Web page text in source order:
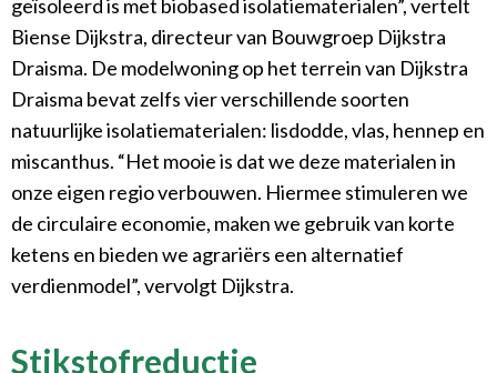
geïsoleerd is met biobased isolatiematerialen”, vertelt
Biense Dijkstra, directeur van Bouwgroep Dijkstra
Draisma. De modelwoning op het terrein van Dijkstra
Draisma bevat zelfs vier verschillende soorten
natuurlijke isolatiematerialen: lisdodde, vlas, hennep en
miscanthus. “Het mooie is dat we deze materialen in
onze eigen regio verbouwen. Hiermee stimuleren we
de circulaire economie, maken we gebruik van korte
ketens en bieden we agrariërs een alternatief
verdienmodel”, vervolgt Dijkstra.
Stikstofreductie